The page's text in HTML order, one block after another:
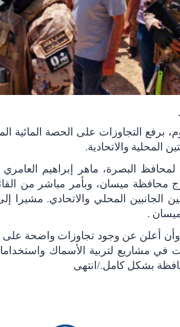
برفع التجاوزات على الحصة المائية
المحلية والاتحادية.
لمحافظ البصرة، ماهر إبراهيم العامري
محافظة ميسان، وبأمر مباشر من
الجانبين المحلي والاتحادي.
.
أعلن عن وجود تجاوزات واضحة على
في مشاريع لتربية الأسماك
بشكل كامل./انتهى